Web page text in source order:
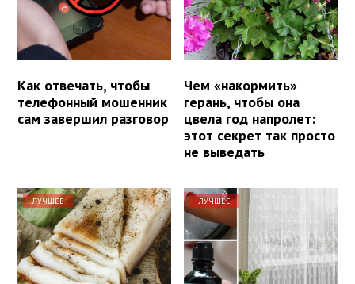
Как отвечать, чтобы
телефонный мошенник
сам завершил разговор
Чем «накормить»
герань, чтобы она
цвела год напролет:
этот секрет так просто
не выведать
ЛУЧШЕЕ ЛУЧШЕЕ